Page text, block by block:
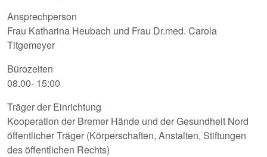
Ansprechperson
Frau Katharina Heubach und Frau Dr.med. Carola
Titgemeyer
Bürozeiten
08.00- 15:00
Träger der Einrichtung
Kooperation der Bremer Hände und der Gesundheit Nord
öffentlicher Träger (Körperschaften, Anstalten, Stiftungen
des öffentlichen Rechts)